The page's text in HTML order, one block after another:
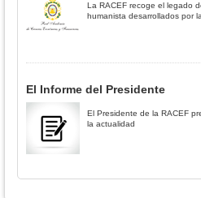
La RACEF recoge el legado
humanista desarrollados por
El Informe del Presidente
El Presidente de la RACEF
la actualidad